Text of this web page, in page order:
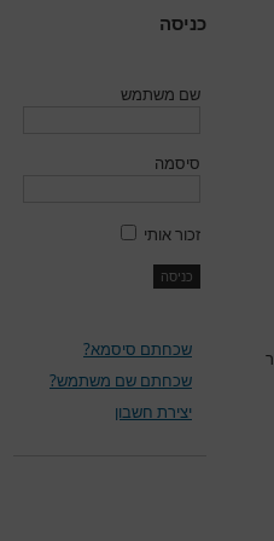
כניסה
שם משתמש
סיסמה
זכור אותי
שכחתם סיסמא?
שכחתם שם משתמש?
יצירת חשבון